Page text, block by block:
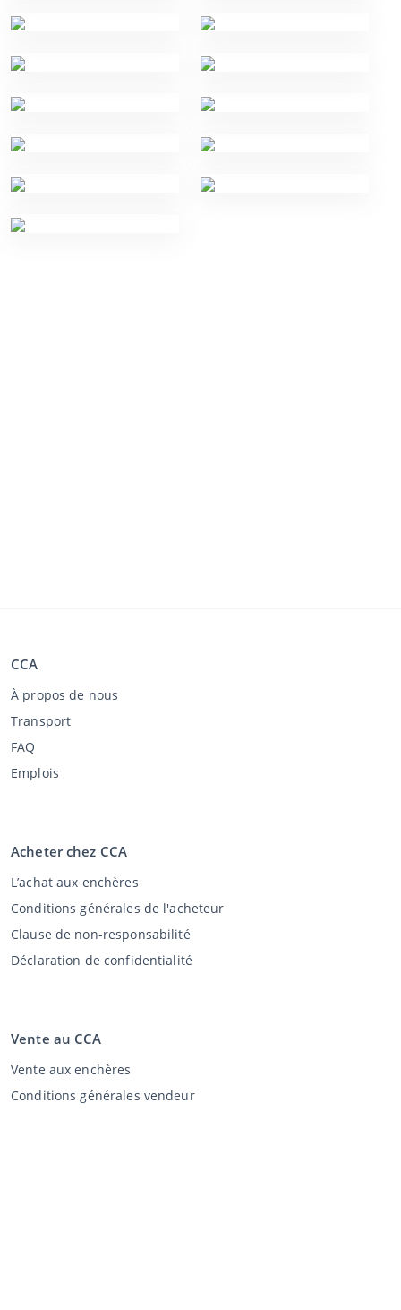
CCA
À propos de nous
Transport
FAQ
Emplois
Acheter chez CCA
L’achat aux enchères
Conditions générales de l'acheteur
Clause de non-responsabilité
Déclaration de confidentialité
Vente au CCA
Vente aux enchères
Conditions générales vendeur